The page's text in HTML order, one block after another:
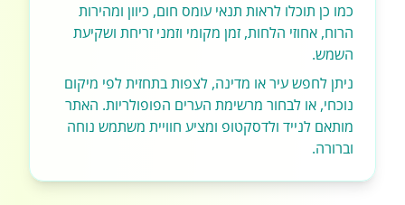
כמו כן תוכלו לראות תנאי עומס חום, כיוון ומהירות
הרוח, אחוזי הלחות, זמן מקומי וזמני זריחת ושקיעת
השמש.
ניתן לחפש עיר או מדינה, לצפות בתחזית לפי מיקום
נוכחי, או לבחור מרשימת הערים הפופולריות. האתר
מותאם לנייד ולדסקטופ ומציע חוויית משתמש נוחה
וברורה.